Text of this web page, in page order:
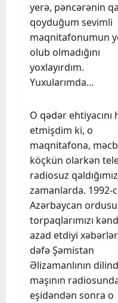
yerə, pəncərənin
qoyduğum sevimli
maqnitafonumun
olub olmadığını
yoxlayırdım.
Yuxularımda…
O qədər ehtiyacını
etmişdim ki, o
maqnitafona,
köçkün olarkən
radiosuz qaldığımız
zamanlarda. 1992-
Azərbaycan
torpaqlarımızı
azad etdiyi
dəfə Şəmistan
Əlizamanlının
maşının
eşidəndən sonra o